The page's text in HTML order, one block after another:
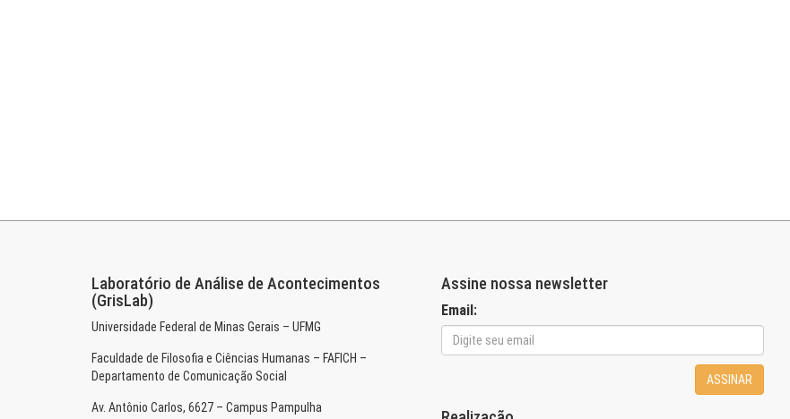
Laboratório de Análise de Acontecimentos
(GrisLab)
Universidade Federal de Minas Gerais – UFMG
Faculdade de Filosofia e Ciências Humanas – FAFICH –
Departamento de Comunicação Social
Av. Antônio Carlos, 6627 – Campus Pampulha
Assine nossa newsletter
Email:
ASSINAR